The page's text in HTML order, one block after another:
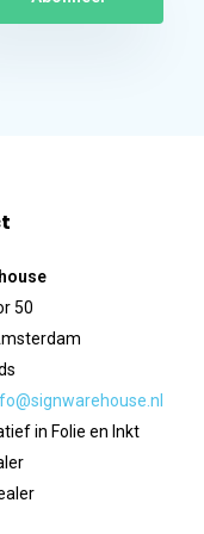
50
in Folie en Inkt